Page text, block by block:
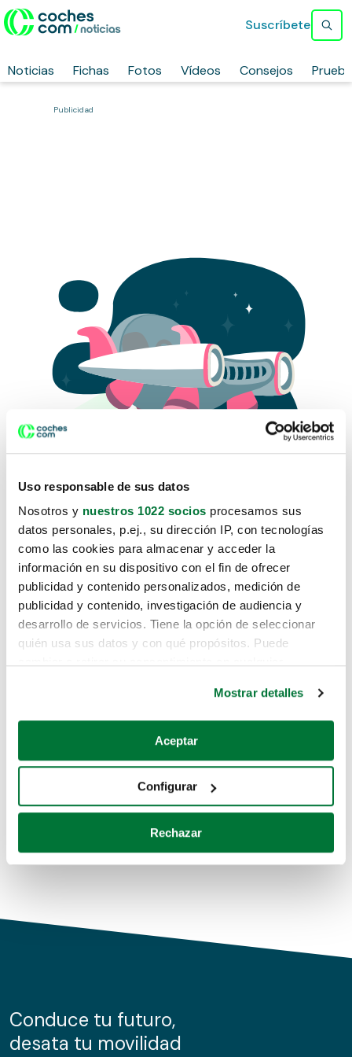
Uso responsable de sus datos
Nosotros y nuestros 1022 socios procesamos sus
datos personales, p.ej., su dirección IP, con tecnologías
como las cookies para almacenar y acceder la
información en su dispositivo con el fin de ofrecer
publicidad y contenido personalizados, medición de
publicidad y contenido, investigación de audiencia y
desarrollo de servicios. Tiene la opción de seleccionar
quién usa sus datos y con qué propósitos. Puede
Si lo permite, también quisiéramos:
Recopilar información sobre su ubicación geográfica
Identificar su dispositivo analizándolo activamente
para buscar características específicas (huellas
Obtenga más información sobre cómo se procesan sus
de cookies.
información sobre el uso que haga del sitio web con
nuestros partners de redes sociales, publicidad y análisis
Mostrar detalles
Aceptar
Configurar
Rechazar
Noticias Fichas Fotos Vídeos Consejos
Suscríbete
Publicidad
Lo sentimos, no sabemos como
te hemos traido hasta aquí.
Pero puedes encontrar el coche que estás
buscando en alguno de estos enlaces:
Coches de segunda mano
Coches de km0
Conduce tu futuro,
desata tu movilidad